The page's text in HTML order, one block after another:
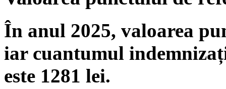
În anul 2025, valoarea
iar cuantumul
este 1281 lei.